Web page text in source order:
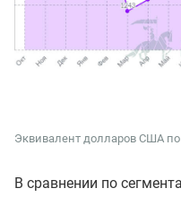
Эквивалент долларов США по
В сравнении по